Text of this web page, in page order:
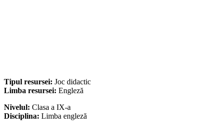
Tipul resursei: Joc didactic
Limba resursei: Engleză
Nivelul: Clasa a IX-a
Disciplina: Limba engleză